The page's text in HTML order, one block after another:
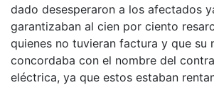
dado desesperaron a los afectados
garantizaban al cien por ciento
quienes no tuvieran factura y que su
concordaba con el nombre del
eléctrica, ya que estos estaban